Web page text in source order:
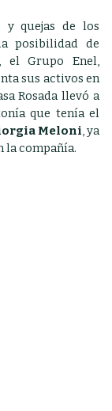
y quejas de los
posibilidad de
el Grupo Enel,
sus activos en
Rosada llevó a
que tenía el
Meloni, ya
la compañía.